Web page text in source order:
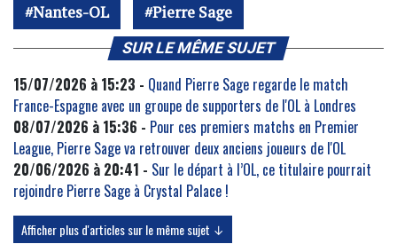
Nantes-OL Pierre Sage
SUR LE MÊME SUJET
15/07/2026 à 15:23 - Quand Pierre Sage regarde le match
France-Espagne avec un groupe de supporters de l'OL à Londres
08/07/2026 à 15:36 - Pour ces premiers matchs en Premier
League, Pierre Sage va retrouver deux anciens joueurs de l'OL
20/06/2026 à 20:41 - Sur le départ à l’OL, ce titulaire pourrait
rejoindre Pierre Sage à Crystal Palace !
Afficher plus d'articles sur le même sujet ↓